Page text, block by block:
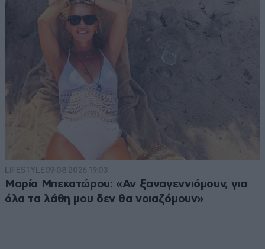
LIFESTYLE09·08·2026 19:03
Μαρία Μπεκατώρου: «Αν ξαναγεννιόμουν, για
όλα τα λάθη μου δεν θα νοιαζόμουν»